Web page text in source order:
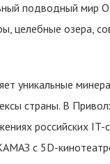
подводный мир
целебные озера,
уникальные
страны. В
российских IT-
с 5D-